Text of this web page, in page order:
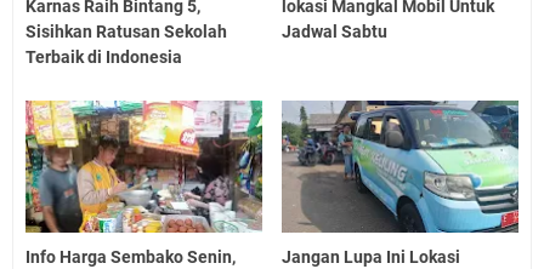
Karnas Raih Bintang 5,
Sisihkan Ratusan Sekolah
Terbaik di Indonesia
lokasi Mangkal Mobil Untuk
Jadwal Sabtu
Info Harga Sembako Senin,
Jangan Lupa Ini Lokasi